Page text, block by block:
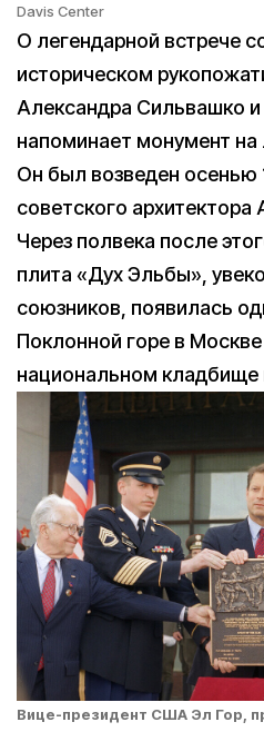
Davis Center
О легендарной встрече
историческом
Александра Сильвашко
напоминает монумент
Он был возведен осенью
советского
Через полвека после
плита «Дух Эльбы»,
союзников, появилась
Поклонной горе в
национальном кладбище
Вице-президент США Эл Гор,